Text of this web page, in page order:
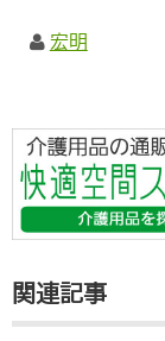
宏明
関連記事